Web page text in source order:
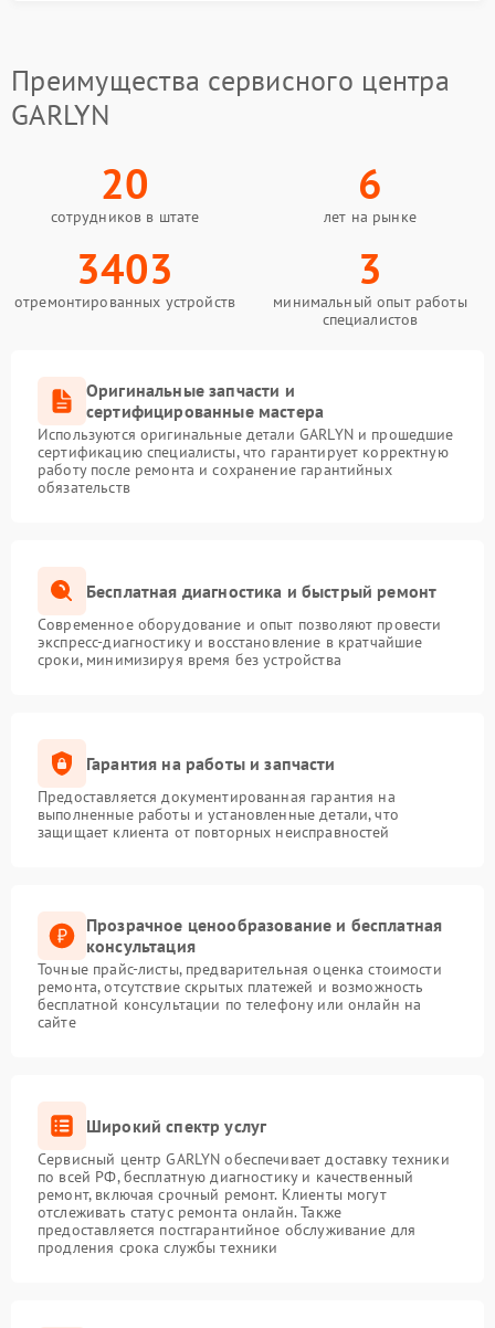
Преимущества сервисного центра
GARLYN
20
сотрудников в штате
6
лет на рынке
3403
отремонтированных устройств
3
минимальный опыт работы
специалистов
Оригинальные запчасти и
сертифицированные мастера
Используются оригинальные детали GARLYN и прошедшие
сертификацию специалисты, что гарантирует корректную
работу после ремонта и сохранение гарантийных
обязательств
Бесплатная диагностика и быстрый ремонт
Современное оборудование и опыт позволяют провести
экспресс-диагностику и восстановление в кратчайшие
сроки, минимизируя время без устройства
Гарантия на работы и запчасти
Предоставляется документированная гарантия на
выполненные работы и установленные детали, что
защищает клиента от повторных неисправностей
Прозрачное ценообразование и бесплатная
консультация
Точные прайс-листы, предварительная оценка стоимости
ремонта, отсутствие скрытых платежей и возможность
бесплатной консультации по телефону или онлайн на
сайте
Широкий спектр услуг
Сервисный центр GARLYN обеспечивает доставку техники
по всей РФ, бесплатную диагностику и качественный
ремонт, включая срочный ремонт. Клиенты могут
отслеживать статус ремонта онлайн. Также
предоставляется постгарантийное обслуживание для
продления срока службы техники